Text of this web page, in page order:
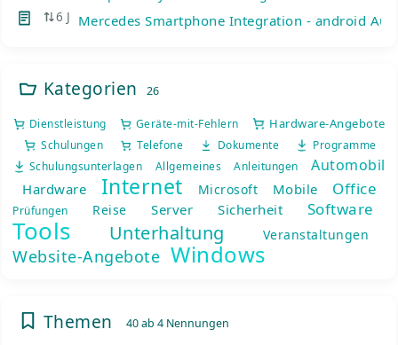
6 J Mercedes Smartphone Integration - android
Kategorien 26
Dienstleistung Geräte-mit-Fehlern Hardware-Angebote
Schulungen Telefone Dokumente
Programme
Schulungsunterlagen
Allgemeines Anleitungen Automobil
Hardware Internet Microsoft Mobile Office
Prüfungen Reise Server Sicherheit Software
Tools Unterhaltung Veranstaltungen
Website-Angebote Windows
Themen 40 ab 4 Nennungen